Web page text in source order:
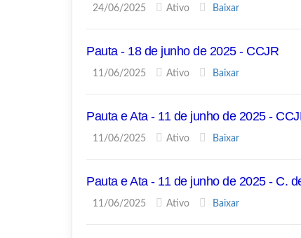
24/06/2025 Ativo Baixar
Pauta - 18 de junho de 2025 - CCJR
11/06/2025 Ativo Baixar
Pauta e Ata - 11 de junho de 2025 -
11/06/2025 Ativo Baixar
Pauta e Ata - 11 de junho de 2025 - C.
11/06/2025 Ativo Baixar